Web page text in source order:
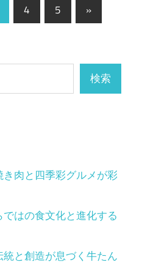
4 5
次
の
事
»
検索
肉と四季彩グルメが彩
はの食文化と進化する
と創造が息づく牛たん